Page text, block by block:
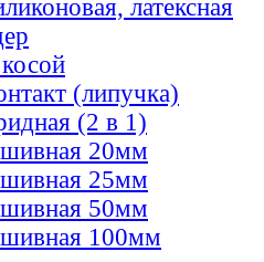
латексная
(липучка)
(2 в 1)
20мм
25мм
50мм
100мм